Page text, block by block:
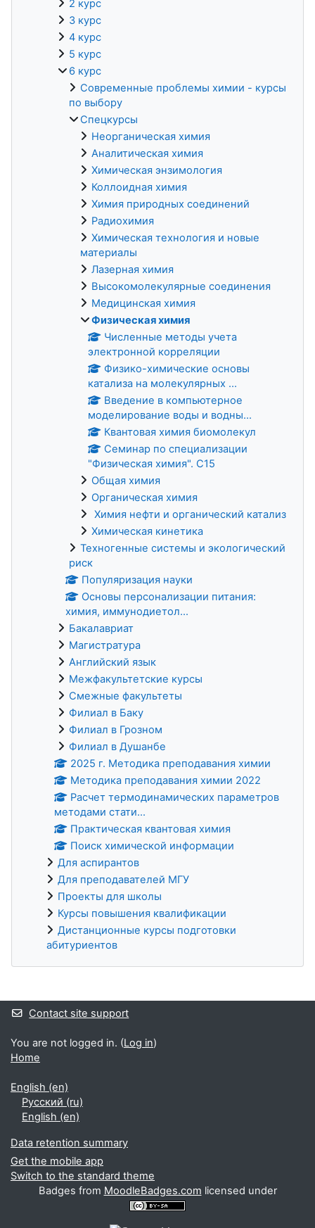
2 курс
3 курс
4 курс
5 курс
6 курс
Современные проблемы химии - курсы
по выбору
Спецкурсы
Неорганическая химия
Аналитическая химия
Химическая энзимология
Коллоидная химия
Химия природных соединений
Радиохимия
Химическая технология и новые
материалы
Лазерная химия
Высокомолекулярные соединения
Медицинская химия
Физическая химия
Численные методы учета
электронной корреляции
Физико-химические основы
катализа на молекулярных ...
Введение в компьютерное
моделирование воды и водны...
Квантовая химия биомолекул
Семинар по специализации
"Физическая химия". С15
Общая химия
Органическая химия
Химия нефти и органический катализ
Химическая кинетика
Техногенные системы и экологический
риск
Популяризация науки
Основы персонализации питания:
химия, иммунодиетол...
Бакалавриат
Магистратура
Английский язык
Межфакультетские курсы
Смежные факультеты
Филиал в Баку
Филиал в Грозном
Филиал в Душанбе
2025 г. Методика преподавания химии
Методика преподавания химии 2022
Расчет термодинамических параметров
методами стати...
Практическая квантовая химия
Поиск химической информации
Для аспирантов
Для преподавателей МГУ
Проекты для школы
Курсы повышения квалификации
Дистанционные курсы подготовки
абитуриентов
Supplementary blocks
Contact site support
You are not logged in. (Log in)
Home
English ‎(en)‎
Русский ‎(ru)‎
English ‎(en)‎
Data retention summary
Get the mobile app
Switch to the standard theme
Badges from MoodleBadges.com licensed under